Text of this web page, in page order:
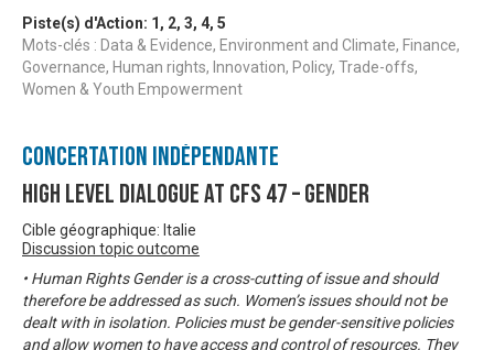
Piste(s) d'Action: 1 , 2, 3, 4, 5
Mots-clés : Data & Evidence, Environment and Climate, Finance,
Governance, Human rights, Innovation, Policy, Trade-offs,
Women & Youth Empowerment
Concertation Indépendante
High Level Dialogue at CFS 47 – Gender
Cible géographique: Italie
Discussion topic outcome
• Human Rights Gender is a cross-cutting of issue and should
therefore be addressed as such. Women’s issues should not be
dealt with in isolation. Policies must be gender-sensitive policies
and allow women to have access and control of resources. They